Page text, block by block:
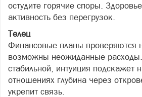
остудите горячие споры.
активность без перегрузок.
Телец
Финансовые планы проверяются
возможны неожиданные расходы.
стабильной, интуиция подскажет
отношениях глубина через
укрепит связь.